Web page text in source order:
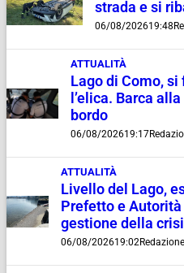
strada e si
06/08/202619:48
ATTUALITÀ
Lago di Como,
l’elica. Barca
bordo
06/08/202619:17
ATTUALITÀ
Livello del Lago,
Prefetto e
gestione della
06/08/202619:02Redazione